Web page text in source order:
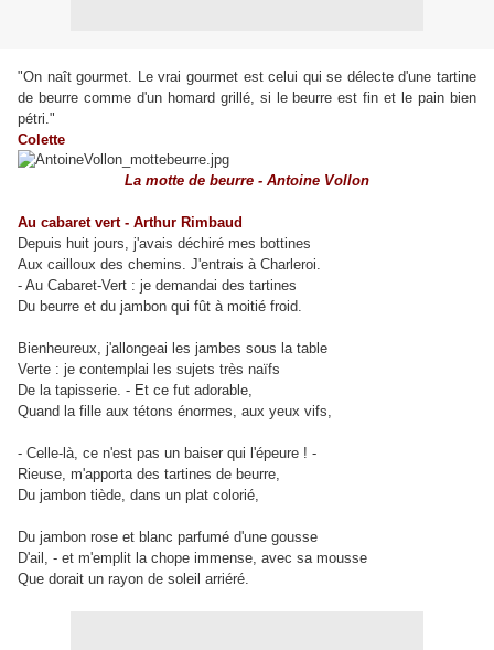
"On naît gourmet. Le vrai gourmet est celui qui se délecte d'une tartine
de beurre comme d'un homard grillé, si le beurre est fin et le pain bien
pétri."
Colette
La motte de beurre - Antoine Vollon
Au cabaret vert - Arthur Rimbaud
Depuis huit jours, j'avais déchiré mes bottines
Aux cailloux des chemins. J'entrais à Charleroi.
- Au Cabaret-Vert : je demandai des tartines
Du beurre et du jambon qui fût à moitié froid.
Bienheureux, j'allongeai les jambes sous la table
Verte : je contemplai les sujets très naïfs
De la tapisserie. - Et ce fut adorable,
Quand la fille aux tétons énormes, aux yeux vifs,
- Celle-là, ce n'est pas un baiser qui l'épeure ! -
Rieuse, m'apporta des tartines de beurre,
Du jambon tiède, dans un plat colorié,
Du jambon rose et blanc parfumé d'une gousse
D'ail, - et m'emplit la chope immense, avec sa mousse
Que dorait un rayon de soleil arriéré.